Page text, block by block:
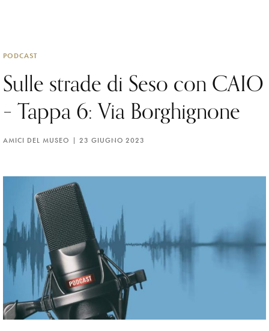
PODCAST
Sulle strade di Seso con CAIO
– Tappa 6: Via Borghignone
AMICI DEL MUSEO 23 GIUGNO 2023